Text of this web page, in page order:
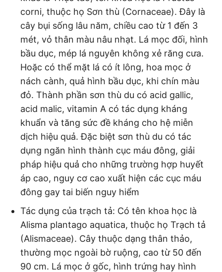
corni, thuộc họ Sơn thù (Cornaceae). Đây là
cây bụi sống lâu năm, chiều cao từ 1 đến 3
mét, vỏ thân màu nâu nhạt. Lá mọc đối, hình
bầu dục, mép lá nguyên không xẻ răng cưa.
Hoặc có thể mặt lá có ít lông, hoa mọc ở
nách cành, quả hình bầu dục, khi chín màu
đỏ. Thành phần sơn thù du có acid gallic,
acid malic, vitamin A có tác dụng kháng
khuẩn và tăng sức đề kháng cho hệ miễn
dịch hiệu quả. Đặc biệt sơn thù du có tác
dụng ngăn hình thành cục máu đông, giải
pháp hiệu quả cho những trường hợp huyết
áp cao, nguy cơ cao xuất hiện các cục máu
đông gay tai biến nguy hiểm
Tác dụng của trạch tả: Có tên khoa học là
Alisma plantago aquatica, thuộc họ Trạch tả
(Alismaceae). Cây thuộc dạng thân thảo,
thường mọc ngoài bờ ruộng, cao từ 50 đến
90 cm. Lá mọc ở gốc, hình trứng hay hình